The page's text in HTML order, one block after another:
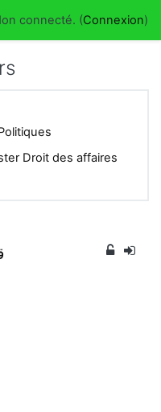
connecté. (Connexion)
Droit des affaires